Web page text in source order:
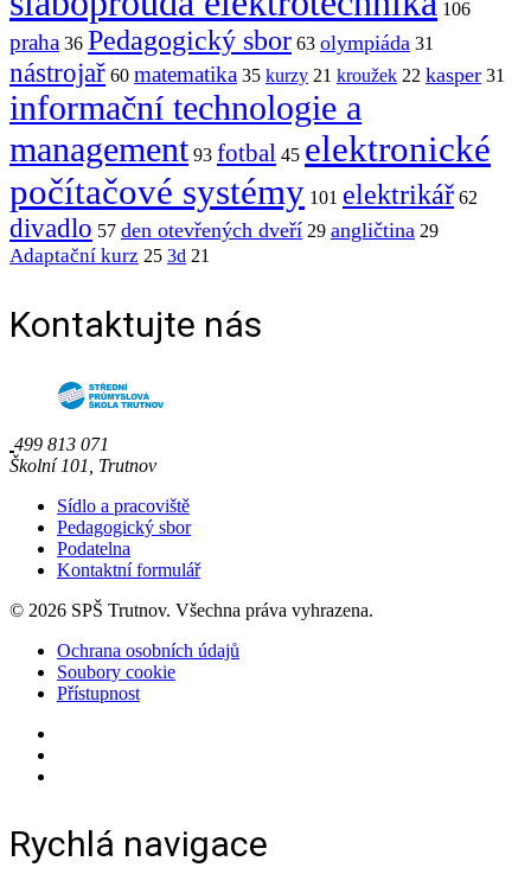
106
praha 36 Pedagogický sbor 63 olympiáda 31
nástrojař 60 matematika 35 kurzy 21 kroužek 22 kasper 31
informační technologie a
management 93 fotbal 45 elektronické
počítačové systémy 101 elektrikář 62
divadlo 57 den otevřených dveří 29 angličtina 29
Adaptační kurz 25 3d 21
Kontaktujte nás
499 813 071
Školní 101, Trutnov
Sídlo a pracoviště
Pedagogický sbor
Podatelna
Kontaktní formulář
© 2026 SPŠ Trutnov. Všechna práva vyhrazena.
Ochrana osobních údajů
Soubory cookie
Přístupnost
Rychlá navigace